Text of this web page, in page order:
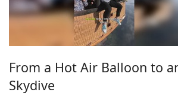
From a Hot Air Balloon to
Skydive